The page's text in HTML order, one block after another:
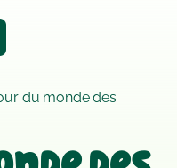
du monde des